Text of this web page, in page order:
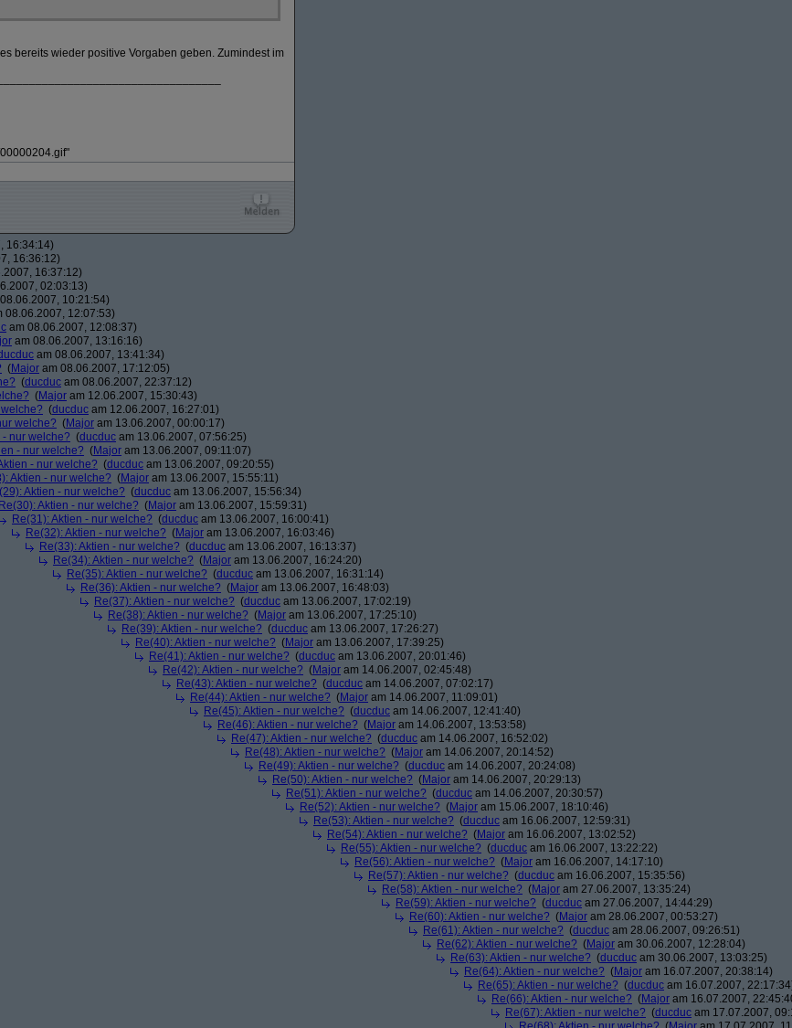
bereits wieder positive Vorgaben geben. Zumindest im
16:34:14)
16:36:12)
16:37:12)
02:03:13)
10:21:54)
08.06.2007, 12:07:53)
am 08.06.2007, 12:08:37)
am 08.06.2007, 13:16:16)
am 08.06.2007, 13:41:34)
(Major am 08.06.2007, 17:12:05)
(ducduc am 08.06.2007, 22:37:12)
(Major am 12.06.2007, 15:30:43)
(ducduc am 12.06.2007, 16:27:01)
welche? (Major am 13.06.2007, 00:00:17)
- nur welche? (ducduc am 13.06.2007, 07:56:25)
- nur welche? (Major am 13.06.2007, 09:11:07)
- nur welche? (ducduc am 13.06.2007, 09:20:55)
Aktien - nur welche? (Major am 13.06.2007, 15:55:11)
Aktien - nur welche? (ducduc am 13.06.2007, 15:56:34)
Re(30): Aktien - nur welche? (Major am 13.06.2007, 15:59:31)
Re(31): Aktien - nur welche? (ducduc am 13.06.2007, 16:00:41)
Re(32): Aktien - nur welche? (Major am 13.06.2007, 16:03:46)
Re(33): Aktien - nur welche? (ducduc am 13.06.2007, 16:13:37)
Re(34): Aktien - nur welche? (Major am 13.06.2007, 16:24:20)
Re(35): Aktien - nur welche? (ducduc am 13.06.2007, 16:31:14)
Re(36): Aktien - nur welche? (Major am 13.06.2007, 16:48:03)
Re(37): Aktien - nur welche? (ducduc am 13.06.2007, 17:02:19)
Re(38): Aktien - nur welche? (Major am 13.06.2007, 17:25:10)
Re(39): Aktien - nur welche? (ducduc am 13.06.2007, 17:26:27)
Re(40): Aktien - nur welche? (Major am 13.06.2007, 17:39:25)
Re(41): Aktien - nur welche? (ducduc am 13.06.2007, 20:01:46)
Re(42): Aktien - nur welche? (Major am 14.06.2007, 02:45:48)
Re(43): Aktien - nur welche? (ducduc am 14.06.2007, 07:02:17)
Re(44): Aktien - nur welche? (Major am 14.06.2007, 11:09:01)
Re(45): Aktien - nur welche? (ducduc am 14.06.2007, 12:41:40)
Re(46): Aktien - nur welche? (Major am 14.06.2007, 13:53:58)
Re(47): Aktien - nur welche? (ducduc am 14.06.2007, 16:52:02)
Re(48): Aktien - nur welche? (Major am 14.06.2007, 20:14:52)
Re(49): Aktien - nur welche? (ducduc am 14.06.2007, 20:24:08)
Re(50): Aktien - nur welche? (Major am 14.06.2007, 20:29:13)
Re(51): Aktien - nur welche? (ducduc am 14.06.2007, 20:30:57)
Re(52): Aktien - nur welche? (Major am 15.06.2007, 18:10:46)
Re(53): Aktien - nur welche? (ducduc am 16.06.2007, 12:59:31)
Re(54): Aktien - nur welche? (Major am 16.06.2007, 13:02:52)
Re(55): Aktien - nur welche? (ducduc am 16.06.2007, 13:22:22)
Re(56): Aktien - nur welche? (Major am 16.06.2007, 14:17:10)
Re(57): Aktien - nur welche? (ducduc am 16.06.2007, 15:35:56)
Re(58): Aktien - nur welche? (Major am 27.06.2007, 13:35:24)
Re(59): Aktien - nur welche? (ducduc am 27.06.2007, 14:44:29)
Re(60): Aktien - nur welche? (Major am 28.06.2007, 00:53:27)
Re(61): Aktien - nur welche? (ducduc am 28.06.2007, 09:26:51)
Re(62): Aktien - nur welche? (Major am 30.06.2007, 12:28:04)
Re(63): Aktien - nur welche? (ducduc am 30.06.2007, 13:03:25)
Re(64): Aktien - nur welche? (Major am 16.07.2007, 20:38:14)
Re(65): Aktien - nur welche? (ducduc am 16.07.2007,
Re(66): Aktien - nur welche? (Major am 16.07.2007,
Re(67): Aktien - nur welche? (ducduc am 17.07.2007,